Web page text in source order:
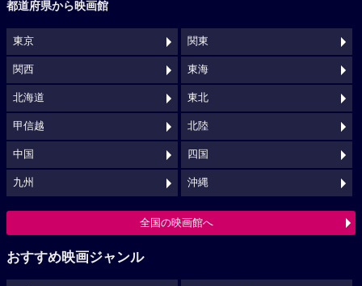
都道府県から映画館
東京 関東
関西 東海
北海道 東北
甲信越 北陸
中国 四国
九州 沖縄
全国の映画館へ
おすすめ映画ジャンル